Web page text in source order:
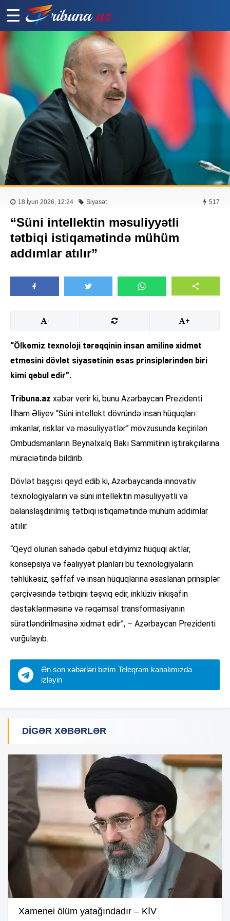
18 İyun 2026, 12:24 Siyasət 517
“Süni intellektin məsuliyyətli
tətbiqi istiqamətində mühüm
addımlar atılır”
- +
“Ölkəmiz texnoloji tərəqqinin insan amilinə xidmət
etməsini dövlət siyasətinin əsas prinsiplərindən biri
kimi qəbul edir”.
Tribuna.az xəbər verir ki, bunu Azərbaycan Prezidenti
İlham Əliyev “Süni intellekt dövründə insan hüquqları:
imkanlar, risklər və məsuliyyətlər” mövzusunda keçirilən
Ombudsmanların Beynəlxalq Bakı Sammitinin iştirakçılarına
müraciətində bildirib.
Dövlət başçısı qeyd edib ki, Azərbaycanda innovativ
texnologiyaların və süni intellektin məsuliyyətli və
balanslaşdırılmış tətbiqi istiqamətində mühüm addımlar
atılır.
“Qeyd olunan sahədə qəbul etdiyimiz hüquqi aktlar,
konsepsiya və fəaliyyət planları bu texnologiyaların
təhlükəsiz, şəffaf və insan hüquqlarına əsaslanan prinsiplər
çərçivəsində tətbiqini təşviq edir, inklüziv inkişafın
dəstəklənməsinə və rəqəmsal transformasiyanın
sürətləndirilməsinə xidmət edir”, – Azərbaycan Prezidenti
vurğulayıb.
Ən son xəbərləri bizim Teleqram kanalımızda
izləyin
DIGƏR XƏBƏRLƏR
Xamenei ölüm yatağındadır – KİV